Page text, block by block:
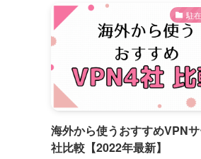
駐
海外から使うおすすめVPN
社比較【2022年最新】